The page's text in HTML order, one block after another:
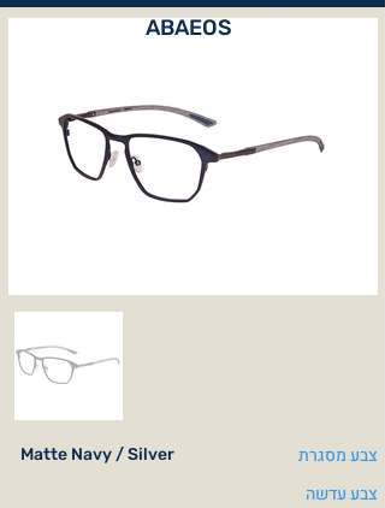
ABAEOS
Matte Navy / Silver
צבע מסגרת
צבע עדשה